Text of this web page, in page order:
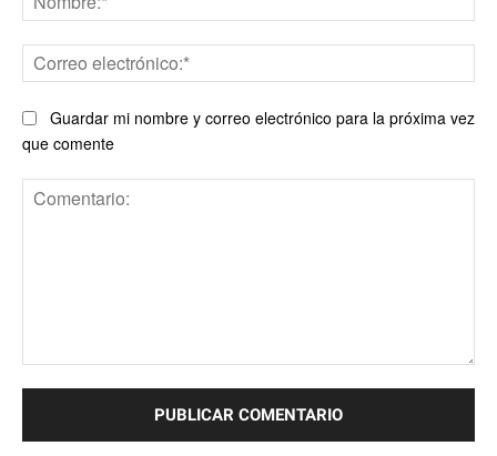
Guardar mi nombre y correo electrónico para la próxima vez
que comente